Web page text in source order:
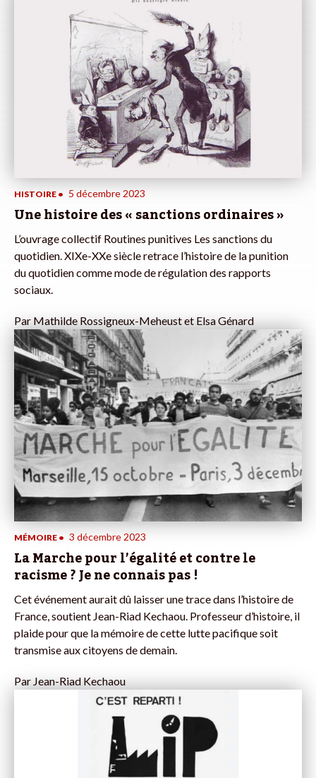
HISTOIRE • 5 décembre 2023
Une histoire des « sanctions ordinaires »
L’ouvrage collectif Routines punitives Les sanctions du
quotidien. XIXe-XXe siècle retrace l’histoire de la punition
du quotidien comme mode de régulation des rapports
sociaux.
Par Mathilde Rossigneux-Meheust et Elsa Génard
MÉMOIRE • 3 décembre 2023
La Marche pour l’égalité et contre le
racisme ? Je ne connais pas !
Cet événement aurait dû laisser une trace dans l’histoire de
France, soutient Jean-Riad Kechaou. Professeur d’histoire, il
plaide pour que la mémoire de cette lutte pacifique soit
transmise aux citoyens de demain.
Par Jean-Riad Kechaou